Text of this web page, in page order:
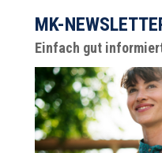
MK-
Einfach gut